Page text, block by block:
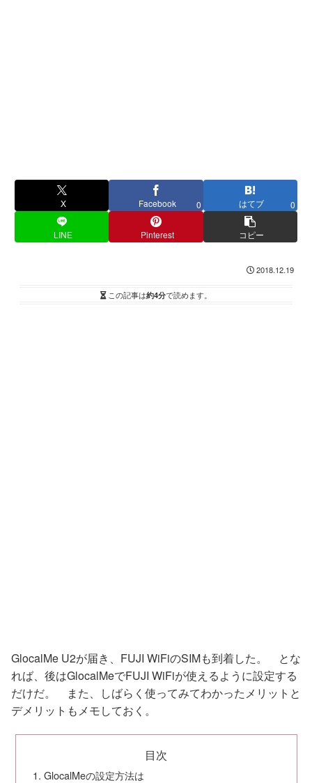
X Facebook 0 はてブ 0
LINE Pinterest コピー
2018.12.19
この記事は約4分で読めます。
GlocalMe U2が届き、FUJI WiFiのSIMも到着した。 とな
れば、後はGlocalMeでFUJI WiFiが使えるように設定する
だけだ。 また、しばらく使ってみてわかったメリットと
デメリットもメモしておく。
目次
GlocalMeの設定方法は